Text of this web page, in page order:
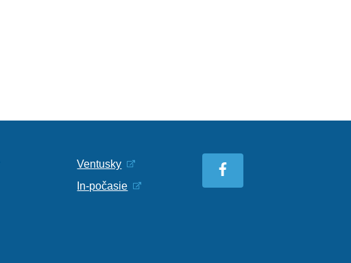
Ventusky
In-počasie